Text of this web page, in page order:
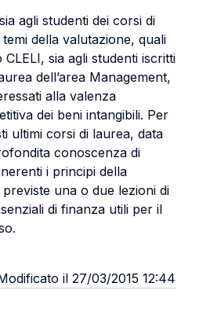
agli studenti dei corsi di
della valutazione, quali
sia agli studenti iscritti
dell’area Management,
alla valenza
dei beni intangibili. Per
ultimi corsi di laurea, data
conoscenza di
i principi della
una o due lezioni di
di finanza utili per il
il 27/03/2015 12:44